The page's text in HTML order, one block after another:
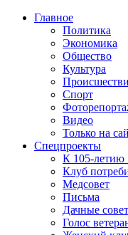
Главное
Политика
Экономика
Общество
Культура
Спорт
Видео
Только на
Спецпроекты
К 105-летию
Клуб
Медсовет
Письма
Дачные
Голос